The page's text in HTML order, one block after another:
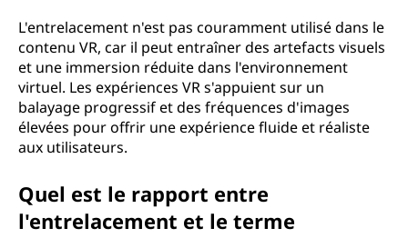
L'entrelacement n'est pas couramment utilisé dans le
contenu VR, car il peut entraîner des artefacts visuels
et une immersion réduite dans l'environnement
virtuel. Les expériences VR s'appuient sur un
balayage progressif et des fréquences d'images
élevées pour offrir une expérience fluide et réaliste
aux utilisateurs.
Quel est le rapport entre
l'entrelacement et le terme